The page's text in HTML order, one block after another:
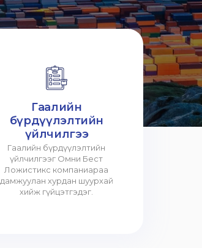
Гаалийн
бүрдүүлэлтийн
үйлчилгээ
Гаалийн бүрдүүлэлтийн
үйлчилгээг Омни Бест
Ложистикс компаниараа
дамжуулан хурдан шуурхай
хийж гүйцэтгэдэг.